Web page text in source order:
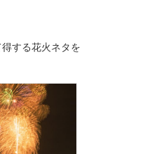
する花火ネタを